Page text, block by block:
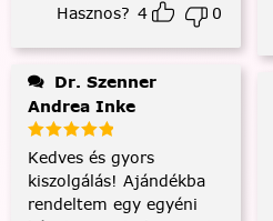
Hasznos? 4 0
Andrea Inke
Kedves és gyors
kiszolgálás! Ajándékba
rendeltem egy egyéni